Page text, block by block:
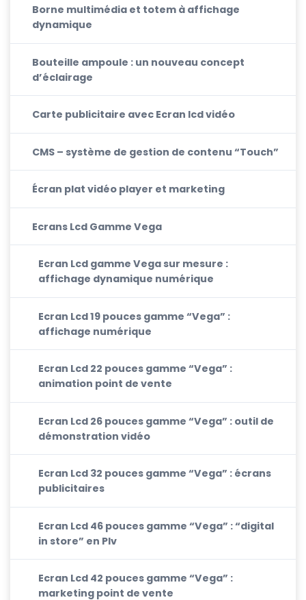
Borne multimédia et totem à affichage
dynamique
Bouteille ampoule : un nouveau concept
d’éclairage
Carte publicitaire avec Ecran lcd vidéo
CMS – système de gestion de contenu “Touch”
Écran plat vidéo player et marketing
Ecrans Lcd Gamme Vega
Ecran Lcd gamme Vega sur mesure :
affichage dynamique numérique
Ecran Lcd 19 pouces gamme “Vega” :
affichage numérique
Ecran Lcd 22 pouces gamme “Vega” :
animation point de vente
Ecran Lcd 26 pouces gamme “Vega” : outil de
démonstration vidéo
Ecran Lcd 32 pouces gamme “Vega” : écrans
publicitaires
Ecran Lcd 46 pouces gamme “Vega” : “digital
in store” en Plv
Ecran Lcd 42 pouces gamme “Vega” :
marketing point de vente